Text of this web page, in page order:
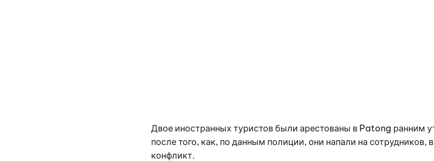
Двое иностранных туристов были арестованы в Patong ранним
после того, как, по данным полиции, они напали на
конфликт.